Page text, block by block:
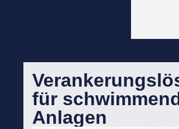
für
Anlagen